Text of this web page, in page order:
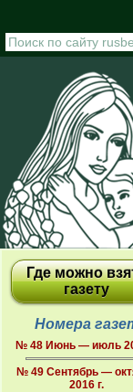
Где можно
газету
Номера
№ 48 Июнь — июль
№ 49 Сентябрь —
2016 г.